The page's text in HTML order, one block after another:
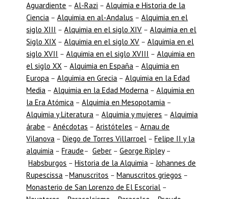
Aguardiente –Al-Razi –Alquimia e Historia de la
Ciencia –Alquimia en al-Andalus –Alquimia en el
siglo XIII –Alquimia en el siglo XIV –Alquimia en el
Siglo XIX –Alquimia en el siglo XV –Alquimia en el
siglo XVII –Alquimia en el siglo XVIII –Alquimia en
el siglo XX –Alquimia en España –Alquimia en
Europa –Alquimia en Grecia –Alquimia en la Edad
Media –Alquimia en la Edad Moderna –Alquimia en
la Era Atómica –Alquimia en Mesopotamia –
Alquimia y Literatura –Alquimia y mujeres –Alquimia
árabe –Anécdotas –Aristóteles –Arnau de
Vilanova –Diego de Torres Villarroel –Felipe II y la
alquimia –Fraude–Geber –George Ripley–
Habsburgos –Historia de la Alquimia –Johannes de
Rupescissa –Manuscritos –Manuscritos griegos –
Monasterio de San Lorenzo de El Escorial –